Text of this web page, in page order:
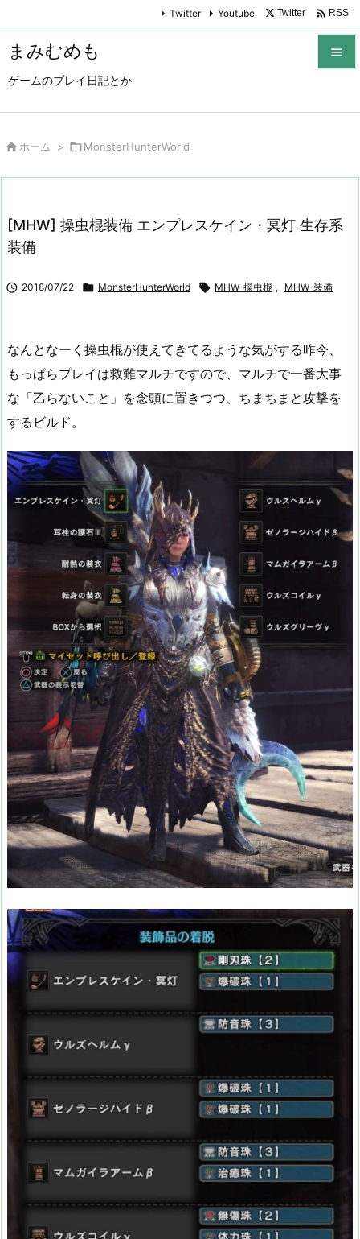
まみむめも
ゲームのプレイ日記とか

次へ
Twitter Youtube Twitter  RSS
 ホーム > MonsterHunterWorld
[MHW] 操虫棍装備 エンプレスケイン・冥灯 生存系
装備
 2018/07/22  MonsterHunterWorld  MHW-操虫棍 , MHW-装備
なんとなーく操虫棍が使えてきてるような気がする昨今、
もっぱらプレイは救難マルチですので、マルチで一番大事
な「乙らないこと」を念頭に置きつつ、ちまちまと攻撃を
するビルド。